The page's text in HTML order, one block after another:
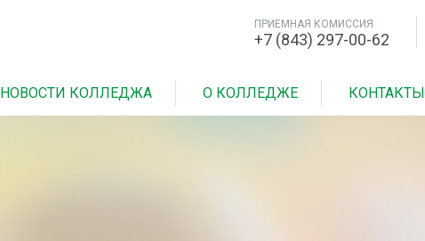
ПРИЕМНАЯ КОМИССИЯ
+7 (843) 297-00-62
НОВОСТИ КОЛЛЕДЖА О КОЛЛЕДЖЕ КОНТАКТЫ